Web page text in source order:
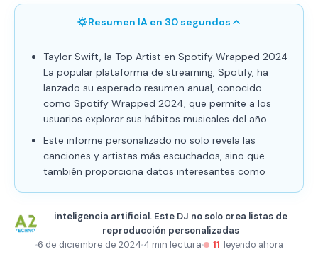
Resumen IA en 30 segundos
Taylor Swift, la Top Artist en Spotify Wrapped 2024
La popular plataforma de streaming, Spotify, ha
lanzado su esperado resumen anual, conocido
como Spotify Wrapped 2024, que permite a los
usuarios explorar sus hábitos musicales del año.
Este informe personalizado no solo revela las
canciones y artistas más escuchados, sino que
también proporciona datos interesantes como
inteligencia artificial. Este DJ no solo crea listas de
reproducción personalizadas
6 de diciembre de 2024 4 min lectura 11 leyendo ahora